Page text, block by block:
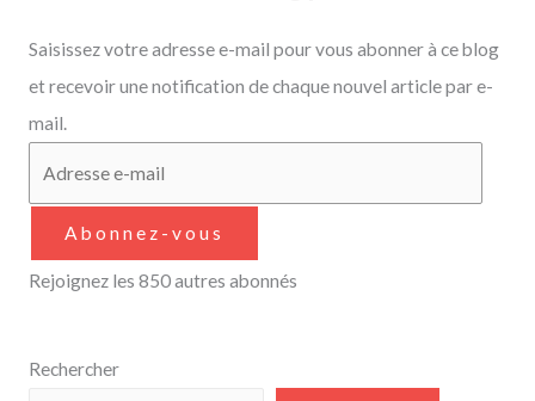
Saisissez votre adresse e-mail pour vous abonner à ce blog
et recevoir une notification de chaque nouvel article par e-
mail.
Abonnez-vous
Rejoignez les 850 autres abonnés
Rechercher